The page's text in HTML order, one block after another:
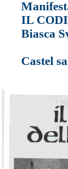
IL
Biasca
Castel